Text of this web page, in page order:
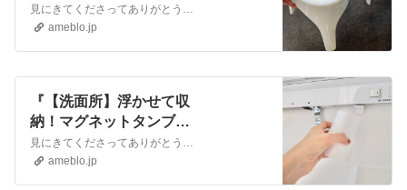
見にきてくださってありがとうございます▼自己紹介はこちら♡『改めまして。』改めまして。アラフォー専業主婦Ｒ.です長男を妊娠してから専業主婦になって現在、専業主…
ameblo.jp
『【洗面所】浮かせて収
納！マグネットタンブラ
ーに変えた結果』
見にきてくださってありがとうございます▼自己紹介はこちら♡『改めまして。』改めまして。アラフォー専業主婦Ｒ.です長男を妊娠してから専業主婦になって現在、専業主…
ameblo.jp